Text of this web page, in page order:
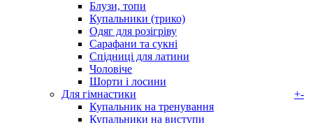
Блузи, топи
Купальники (трико)
Одяг для розігріву
Сарафани та сукні
Спідниці для латини
Чоловіче
Шорти і лосини
Для гімнастики
+-
Купальник на тренування
Купальники на виступи